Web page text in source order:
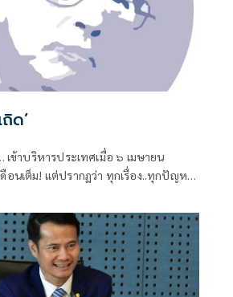
ด’
เข้าบริหารประเทศเมื่อ ๖ เมษายน
อนเต็ม! แต่ปรากฏว่า ทุกเรื่อง..ทุกปัญหา